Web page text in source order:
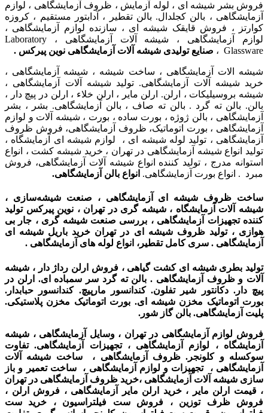
فروش بشر شیشه ای ، لوله آزمایش ، ظروف آزمایشگاهی ، لوازم
آزمایشگاهی ، بالن کجلدال. بالن تقطیر ، آدابتور مستقیم ، کروزه
کوارتز ، فروش قایقک شیشه ای ، سازنده لوازم آزمایشگاهی ،
لوازم آزمایشگاهی ، شیشه آلات آزمایشگاهی ، Laboratory
Glassware ،
صنایع تولیدی شیشه آلات آزمایشگاهی نوین پیرکس .
شیشه الات آزمایشگاهی ، ساخت شیشه ، شیشه آزمایشگاهی ،
خرید شیشه آلات آزمایشگاهی. تولید شیشه آلات آزمایشگاهی ،
شیشه بروسیلیکات ، ارلن. ارلن مایر ، ارلن خلاء ، ارلن در پیچ دار ،
بالن. بالن ته گرد . بالن ته صاف ، بالن آزمایشگاهی. بشر ، بشر
آزمایشگاهی ، بالن ژوژه ، بورت ساده ، بورت ، شیشه آلات و لوازم
آزمایشگاهی ، بورت اتوماتیک، ظروف آزمایشگاهی، فروش ظروف
آزمایشگاهی ، تولید لوله شیشه ای ، لوازم شیشه ای آزمایشگاه ،
تولید انواع شیشه آزمایشگاهی در تهران ، خرید شیشه کشت ، انواع
استوانه مدرج ، تولید کننده انواع شیشه آلات آزمایشگاهی، فروش
مبرد . انواع بورت آزمایشگاهی. انواع بالن آزمایشگاهی.
ساخت ظروف شیشه ای آزمایشگاهی ، صنعت شیشه‌سازی ،
شیشه آلات آزمایشگاه ،شیشه گری در تهران ، نوین پیرکس تولید
کننده تجهیزات آزمایشگاهی ، بررسی صنعت شیشه گری ، جار بی
هوازی ،تولید ظروف شیشه ای در تهران خرید باریل شیشه ای
آزمایشگاهی . سری کامل تقطیر، انواع لوله های آزمایشگاهی .
تولید بطری شیشه ای کشت گیاهی ، فروش ارلن رداژ دار ، شیشه
آلات و ظروف آزمایشگاهی . بالن ته گرد سر سمباده ای. ارلن در
پیچ دار. دکانتور شیر تفلون. کندانسور مارپیچ. کندانسور حبابدار.
بورت اتوماتیک مخزن شیشه ای. بورت اتوماتیک مخزن پلاستیکی.
پلیت آزمایشگاهی. بالن گاز شور.
فروش لوازم آزمایشگاهی در تهران ، وسایل آزمایشگاهی ، شیشه
آزمایشگاه ، لوازم آزمایشگاهی ، تجهیزات آزمایشگاهی. تفاوت
سوکسله و کلونجر. ظروف آزمایشگاهی ، ساخت شیشه آلات
آزمایشگاهی ، تجهیزات و لوازم آزمایشگاهی ، ساخت تعمیر و باز
سازی شیشه آلات آزمایشگاهی ،خرید ظروف آزمایشگاهی در تهران
،قیمت ارلن مایر ، خرید ارلن مایر آزمایشگاهی ، فروش ارلن ،
فروش ظرف توزین ، فروش ست فیلتراسیون ، خرید ست